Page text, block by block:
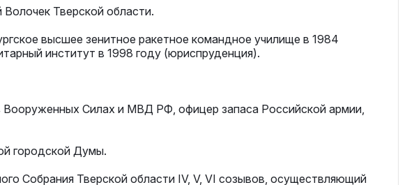
Тверской области.
высшее зенитное ракетное командное училище в 1984
институт в 1998 году (юриспруденция).
Вооруженных Силах и МВД РФ, офицер запаса Российской армии,
городской Думы.
Собрания Тверской области IV, V, VI созывов, осуществляющий